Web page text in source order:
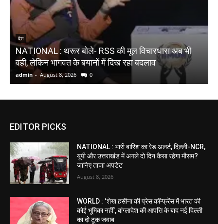
देश
NATIONAL : थरूर बोले- RSS की मूल विचारधारा अब भी
वही, लेकिन भागवत के बयानों में दिख रहा बदलाव
admin - August 8, 2026 0
EDITOR PICKS
NATIONAL : भारी बारिश का रेड अलर्ट, दिल्ली-NCR,
यूपी और उत्तराखंड में अगले दो दिन कैसा रहेगा मौसम?
जानिए ताजा अपडेट
August 8, 2026
WORLD : ‘शेख हसीना की प्रेस कॉन्फ्रेंस में भारत की
कोई भूमिका नहीं’, बांग्लादेश की आपत्ति के बाद नई दिल्ली
का दो टूक जवाब